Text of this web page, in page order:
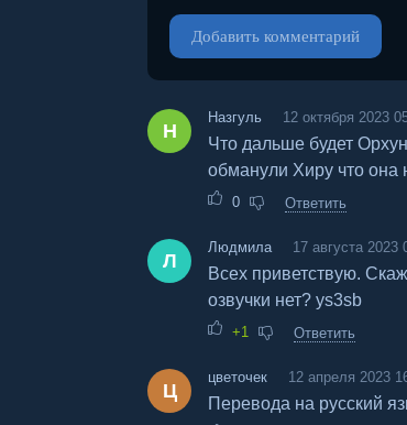
Добавить комментарий
Н
Назгуль 12 октября 2023
Что дальше будет
обманули Хиру что она
0 Ответить
Л
Людмила 17 августа 2023
Всех приветствую.
озвучки нет? ys3sb
+1 Ответить
Ц
цветочек 12 апреля 2023
Перевода на русский